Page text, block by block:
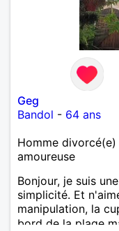
Geg
Bandol - 64 ans
Homme
amoureuse
Bonjour, je suis
simplicité. Et
manipulation, la
bord de la plage